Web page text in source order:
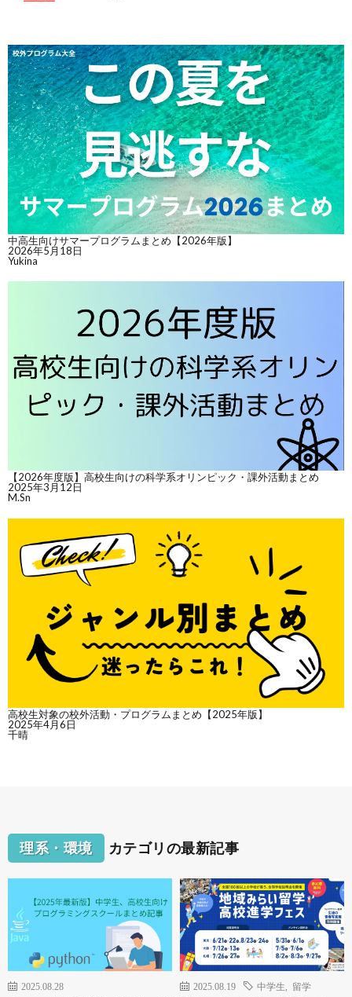
中高生向けサマープログラムまとめ【2026年版】
2026年5月18日
Yukina
【2026年度版】高校生向けの科学系オリンピック・課外活動まとめ
2025年3月12日
M.Sn
高校生対象の校外活動・プログラムまとめ【2025年版】
2025年4月6日
千晴
理系・環境 カテゴリの最新記事
2025.08.28 2025.08.19 中学生 留学